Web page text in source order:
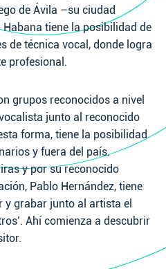
de Ávila –su ciudad
tiene la posibilidad de
de técnica vocal, donde logra
profesional.
grupos reconocidos a nivel
junto al reconocido
forma, tiene la posibilidad
y fuera del país.
y por su reconocido
Pablo Hernández, tiene
y grabar junto al artista el
Ahí comienza a descubrir